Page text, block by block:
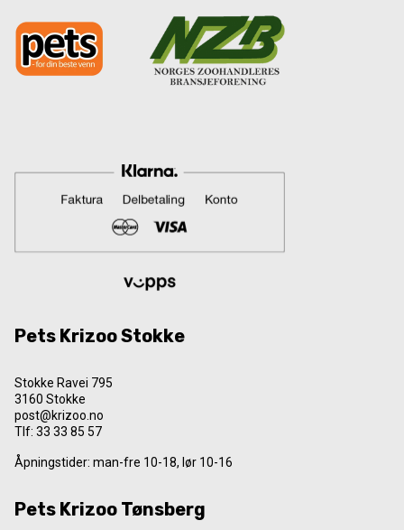
Pets Krizoo Stokke
Stokke Ravei 795
3160 Stokke
post@krizoo.no
Tlf: 33 33 85 57
Åpningstider: man-fre 10-18, lør 10-16
Pets Krizoo Tønsberg